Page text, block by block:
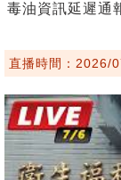
毒油資訊延遲通
直播時間：2026/